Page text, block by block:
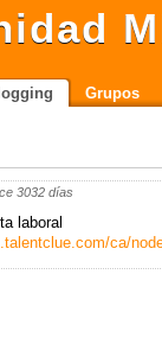
Grupos
3032 días
laboral
ca/